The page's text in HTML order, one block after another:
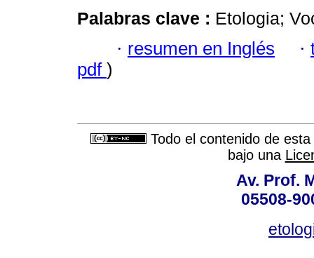
Palabras clave : Etologia;
· resumen en Inglés ·
pdf )
Todo el contenido de
bajo una
Av. Prof.
05508-